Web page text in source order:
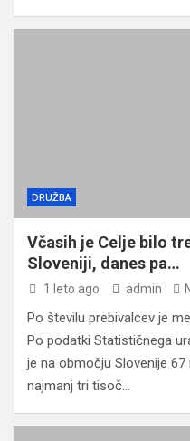
DRUŽBA
Včasih je Celje bilo
Sloveniji, danes pa…
1 leto ago admin
Po številu prebivalcev je
Po podatki Statističnega
je na območju Slovenije
najmanj tri tisoč…